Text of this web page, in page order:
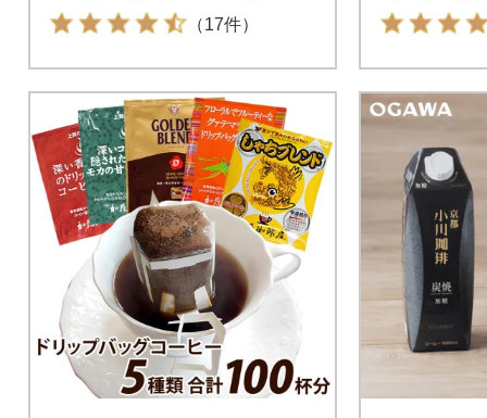
（17件）